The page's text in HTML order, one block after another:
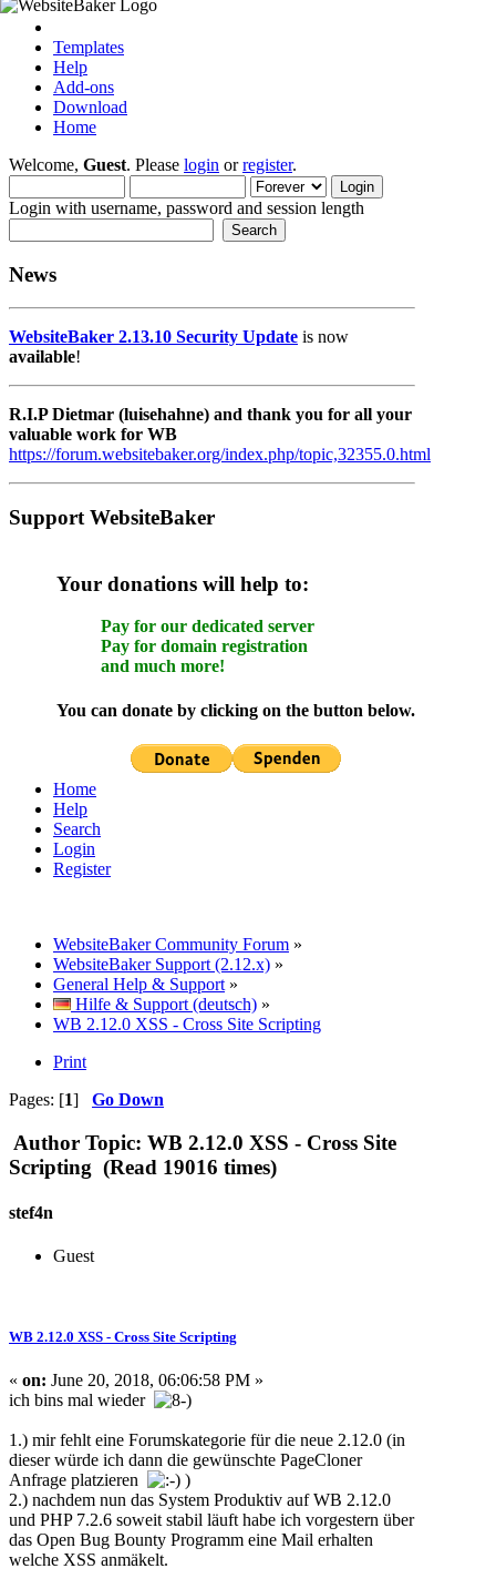
Templates
Help
Add-ons
Download
Home
Welcome, Guest. Please login orregister.
Login with username, password and session length
News
WebsiteBaker 2.13.10 Security Update is now
available!
R.I.P Dietmar (luisehahne) and thank you for all your
valuable work for WB
https://forum.websitebaker.org/index.php/topic,32355.0.html
Support WebsiteBaker
Your donations will help to:
Pay for our dedicated server
Pay for domain registration
and much more!
You can donate by clicking on the button below.
Home
Help
Search
Login
Register
WebsiteBaker Community Forum »
WebsiteBaker Support (2.12.x) »
General Help & Support »
Hilfe & Support (deutsch) »
WB 2.12.0 XSS - Cross Site Scripting
Print
Pages: [1] Go Down
Author Topic: WB 2.12.0 XSS - Cross Site
Scripting (Read 19016 times)
stef4n
Guest
WB 2.12.0 XSS - Cross Site Scripting
« on: June 20, 2018, 06:06:58 PM »
ich bins mal wieder
1.) mir fehlt eine Forumskategorie für die neue 2.12.0 (in
dieser würde ich dann die gewünschte PageCloner
Anfrage platzieren
)
2.) nachdem nun das System Produktiv auf WB 2.12.0
und PHP 7.2.6 soweit stabil läuft habe ich vorgestern über
das Open Bug Bounty Programm eine Mail erhalten
welche XSS anmäkelt.